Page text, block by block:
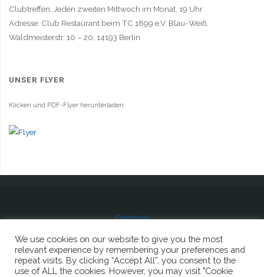
Clubtreffen: Jeden zweiten Mittwoch im Monat, 19 Uhr
Adresse: Club Restaurant beim TC 1899 e.V. Blau-Weiß,
Waldmeisterstr. 10 – 20, 14193 Berlin
UNSER FLYER
Klicken und PDF-Flyer herunterladen
Facebook
© 2023 Lions Club Berlin-Sophie Charlotte
We use cookies on our website to give you the most
relevant experience by remembering your preferences and
repeat visits. By clicking “Accept All”, you consent to the
use of ALL the cookies. However, you may visit "Cookie